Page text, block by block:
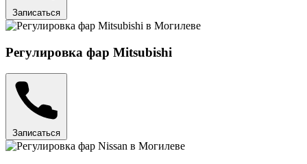
Записаться
Регулировка фар Mitsubishi
Записаться